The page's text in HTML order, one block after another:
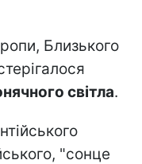
Близького
світла.
"сонце